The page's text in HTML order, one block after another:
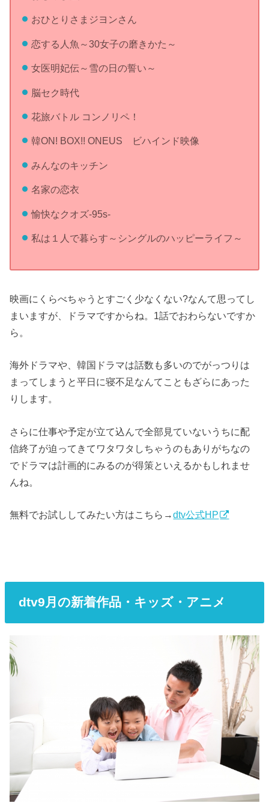
おひとりさまジヨンさん
恋する人魚～30女子の磨きかた～
女医明妃伝～雪の日の誓い～
脳セク時代
花旅バトル コンノリペ！
韓ON! BOX!! ONEUS ビハインド映像
みんなのキッチン
名家の恋衣
愉快なクオズ-95s-
私は１人で暮らす～シングルのハッピーライフ～
映画にくらべちゃうとすごく少なくない?なんて思ってし
まいますが、ドラマですからね。1話でおわらないですか
ら。
海外ドラマや、韓国ドラマは話数も多いのでがっつりは
まってしまうと平日に寝不足なんてこともざらにあった
りします。
さらに仕事や予定が立て込んで全部見ていないうちに配
信終了が迫ってきてワタワタしちゃうのもありがちなの
でドラマは計画的にみるのが得策といえるかもしれませ
んね。
無料でお試ししてみたい方はこちら→dtv公式HP
dtv9月の新着作品・キッズ・アニメ